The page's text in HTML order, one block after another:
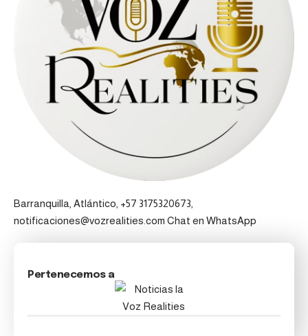
Barranquilla, Atlántico, +57 3175320673,
notificaciones@vozrealities.com Chat en WhatsApp
Pertenecemos a